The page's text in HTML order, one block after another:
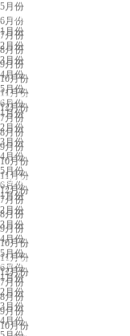
5月份
6月份
7月份
8月份
9月份
10月份
11月份
12月份
上海展会排期
1月份
2月份
3月份
4月份
5月份
6月份
7月份
8月份
9月份
10月份
11月份
12月份
广州展会排期
1月份
2月份
3月份
4月份
5月份
6月份
7月份
8月份
9月份
10月份
11月份
12月份
深圳展会排期
1月份
2月份
3月份
4月份
5月份
6月份
7月份
8月份
9月份
10月份
武汉展会排期
1月份
2月份
3月份
4月份